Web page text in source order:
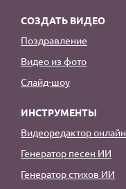
СОЗДАТЬ ВИДЕО
Поздравление
Видео из фото
Слайд-шоу
ИНСТРУМЕНТЫ
Видеоредактор онлайн
Генератор песен ИИ
Генератор стихов ИИ